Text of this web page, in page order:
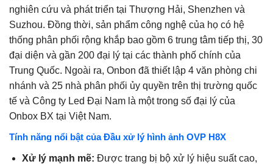
nghiên cứu và phát triển tại Thượng Hải, Shenzhen và
Suzhou. Đồng thời, sản phẩm công nghệ của họ có hệ
thống phân phối rộng khắp bao gồm 6 trung tâm tiếp thị, 30
đại diện và gần 200 đại lý tại các thành phố chính của
Trung Quốc. Ngoài ra, Onbon đã thiết lập 4 văn phòng chi
nhánh và 25 nhà phân phối ủy quyền trên thị trường quốc
tế và Công ty Led Đại Nam là một trong số đại lý của
Onbox BX tại Việt Nam.
Tính năng nổi bật của Đầu xử lý hình ảnh OVP H8X
Xử lý mạnh mẽ: Được trang bị bộ xử lý hiệu suất cao,